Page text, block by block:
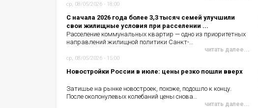
ср, 08/05/2026 - 18:00
С начала 2026 года более 3,3 тысяч семей улучшили
свои жилищные условия при расселении ...
Расселение коммунальных квартир — одно из приоритетных
направлений жилищной политики Санкт-…
читать далее...
ср, 08/05/2026 - 15:00
Новостройки России в июле: цены резко пошли вверх
Затишье на рынке новостроек, похоже, подошло к концу.
После околонулевых колебаний цены снова…
читать далее...